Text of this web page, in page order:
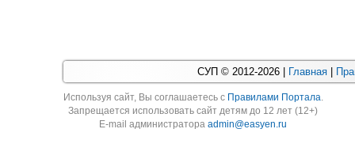
СУП © 2012-2026 | Главная
Используя cайт, Вы соглашаетесь с Правилами Портала.
Запрещается использовать сайт детям до 12 лет (12+)
E-mail администратораadmin@easyen.ru